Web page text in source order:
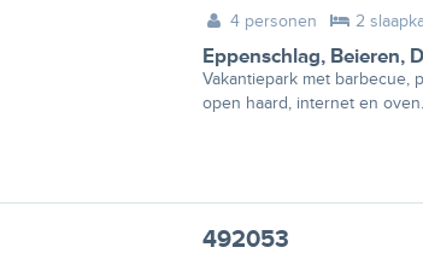
4 personen 2
Eppenschlag, Beieren,
Vakantiepark met barbecue,
open haard, internet en oven.
492053